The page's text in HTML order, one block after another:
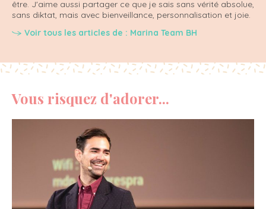
être. J'aime aussi partager ce que je sais sans vérité absolue,
sans diktat, mais avec bienveillance, personnalisation et joie.
Voir tous les articles de : Marina Team BH
Vous risquez d'adorer...